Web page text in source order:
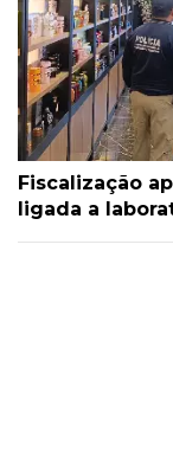
Fiscalização
ligada a